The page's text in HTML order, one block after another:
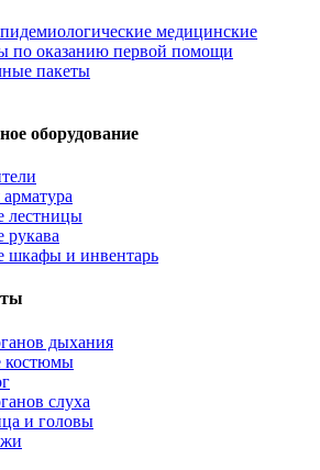
медицинские
по оказанию первой помощи
пакеты
оборудование
лестницы
шкафы и инвентарь
дыхания
костюмы
слуха
и головы